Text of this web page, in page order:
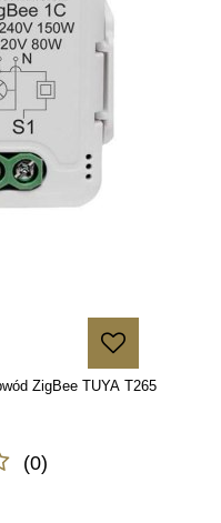
ZigBee TUYA T265
(0)